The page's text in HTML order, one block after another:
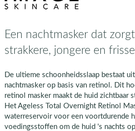
Een nachtmasker dat
strakkere, jongere en
De ultieme schoonheidsslaap bestaat
nachtmasker op basis van retinol. Dit
retinol masker maakt de huid zichtbaar
Het Ageless Total Overnight Retinol
waterreservoir voor een voortdurende
voedingsstoffen om de huid 's nachts